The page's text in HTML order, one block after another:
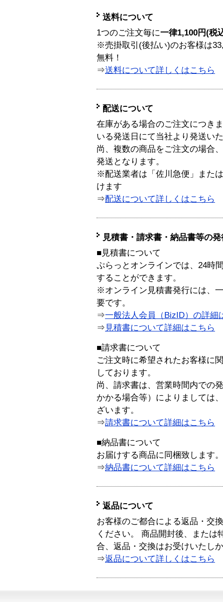
送料について
1つのご注文毎に一律1,100円(税
※売掛取引(後払い)のお客様は
無料！
⇒送料について詳しくはこちら
配送について
在庫がある場合のご注文につき
いる発送日にて当社より発送い
尚、複数の商品をご注文の場合
発送となります。
※配送業者は「佐川急便」また
けます
⇒配送について詳しくはこちら
見積書・請求書・納品書等の
■見積書について
ぷらっとオンラインでは、24時
することができます。
※オンライン見積書発行には、
要です。
⇒一般法人会員（BizID）の詳細
⇒ 見積書について詳細はこちら
■請求書について
ご注文時に希望されたお客様に
しております。
尚、請求書は、営業時間内での
かかる場合等）によりましては
ざいます。
⇒請求書について詳細はこちら
■納品書について
お届けする商品に同梱致します。
⇒納品書について詳細はこちら
返品について
お客様のご都合による返品・交
ください。 商品開封後、または
合、返品・交換はお受けいたし
⇒返品について詳しくはこちら